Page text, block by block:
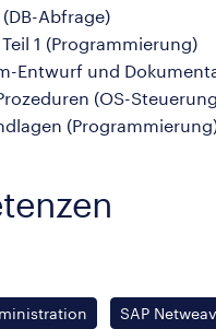
Abfrage)
1 (Programmierung)
Entwurf und
(OS-
SAP